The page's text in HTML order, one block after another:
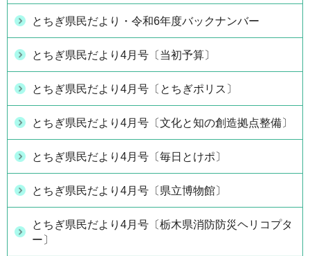
とちぎ県民だより・令和6年度バックナンバー
とちぎ県民だより4月号〔当初予算〕
とちぎ県民だより4月号〔とちぎポリス〕
とちぎ県民だより4月号〔文化と知の創造拠点整備〕
とちぎ県民だより4月号〔毎日とけポ〕
とちぎ県民だより4月号〔県立博物館〕
とちぎ県民だより4月号〔栃木県消防防災ヘリコプタ
ー〕